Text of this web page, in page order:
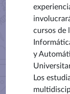
cursos de
y
Los